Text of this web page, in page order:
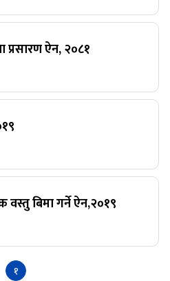
प्रसारण ऐन, २०८१
बिमा गर्ने ऐन,२०१९
१